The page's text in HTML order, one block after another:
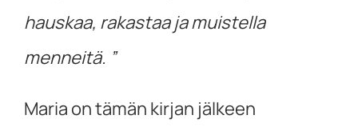
hauskaa, rakastaa ja muistella
menneitä. ”
Maria on tämän kirjan jälkeen